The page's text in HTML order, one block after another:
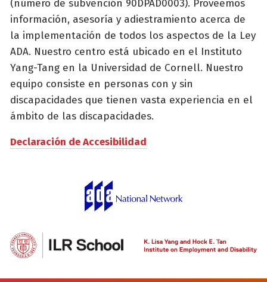
(número de subvención 90DPAD0003). Proveemos
información, asesoría y adiestramiento acerca de
la implementación de todos los aspectos de la Ley
ADA. Nuestro centro está ubicado en el Instituto
Yang-Tang en la Universidad de Cornell. Nuestro
equipo consiste en personas con y sin
discapacidades que tienen vasta experiencia en el
ámbito de las discapacidades.
Declaración de Accesibilidad